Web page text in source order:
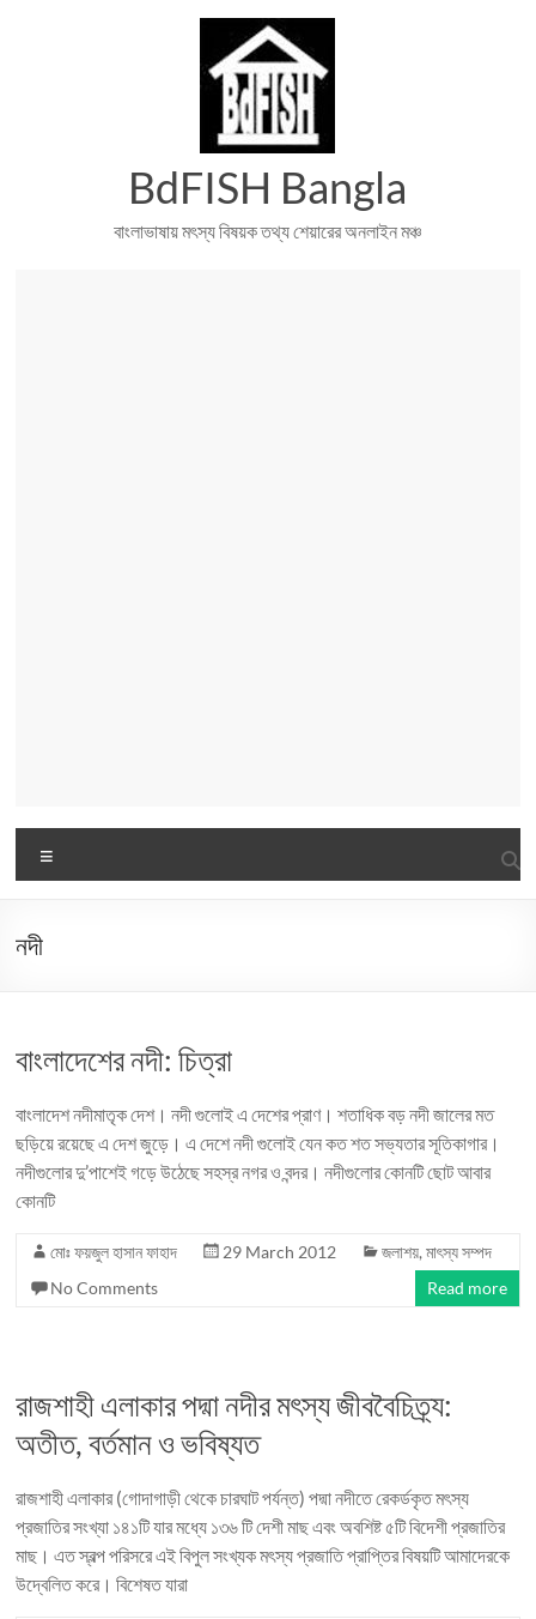
BdFISH Bangla
বাংলাভাষায় মৎস্য বিষয়ক তথ্য শেয়ারের অনলাইন মঞ্চ
নদী
বাংলাদেশের নদী: চিত্রা
বাংলাদেশ নদীমাতৃক দেশ। নদী গুলোই এ দেশের প্রাণ। শতাধিক বড় নদী জালের মত
ছড়িয়ে রয়েছে এ দেশ জুড়ে। এ দেশে নদী গুলোই যেন কত শত সভ্যতার সূতিকাগার।
নদীগুলোর দু’পাশেই গড়ে উঠেছে সহস্র নগর ও বন্দর। নদীগুলোর কোনটি ছোট আবার
কোনটি
মোঃ ফয়জুল হাসান ফাহাদ 29 March 2012 জলাশয়,মাৎস্য সম্পদ
No Comments
Read more
রাজশাহী এলাকার পদ্মা নদীর মৎস্য জীববৈচিত্র্য:
অতীত, বর্তমান ও ভবিষ্যত
রাজশাহী এলাকার (গোদাগাড়ী থেকে চারঘাট পর্যন্ত) পদ্মা নদীতে রেকর্ডকৃত মৎস্য
প্রজাতির সংখ্যা ১৪১টি যার মধ্যে ১৩৬ টি দেশী মাছ এবং অবশিষ্ট ৫টি বিদেশী প্রজাতির
মাছ। এত স্বল্প পরিসরে এই বিপুল সংখ্যক মৎস্য প্রজাতি প্রাপ্তির বিষয়টি আমাদেরকে
উদ্বেলিত করে। বিশেষত যারা